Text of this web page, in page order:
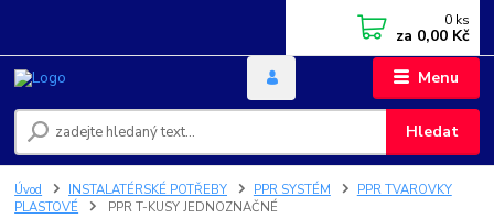
Menu
Hledat
0 ks
za 0,00 Kč
Úvod INSTALATÉRSKÉ POTŘEBY PPR SYSTÉM
PPR TVAROVKY
PLASTOVÉ
PPR T-KUSY JEDNOZNAČNÉ